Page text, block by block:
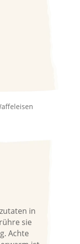
in
sie
Ach­te